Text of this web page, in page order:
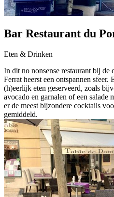
Bar Restaurant du
Eten & Drinken
In dit no nonsense restaurant bij de
Ferrat heerst een ontspannen
(h)eerlijk eten geserveerd, zoals
avocado en garnalen of een salade
er de meest bijzondere cocktails
gemiddeld.